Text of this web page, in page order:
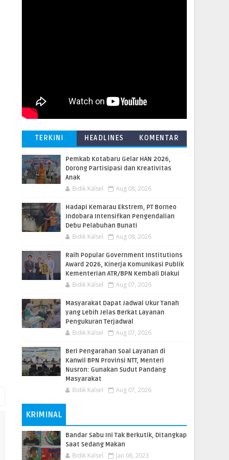
TERKINI HEADLINES KOMENTAR
Pemkab Kotabaru Gelar HAN 2026,
Dorong Partisipasi dan Kreativitas
Anak
Bidik Kalsel Aug 08, 2026
​Hadapi Kemarau Ekstrem, PT Borneo
Indobara Intensifkan Pengendalian
Debu Pelabuhan Bunati
Bidik Kalsel Aug 08, 2026
Raih Popular Government Institutions
Award 2026, Kinerja Komunikasi Publik
Kementerian ATR/BPN Kembali Diakui
Bidik Kalsel Aug 07, 2026
Masyarakat Dapat Jadwal Ukur Tanah
yang Lebih Jelas Berkat Layanan
Pengukuran Terjadwal
Bidik Kalsel Aug 07, 2026
Beri Pengarahan Soal Layanan di
Kanwil BPN Provinsi NTT, Menteri
Nusron: Gunakan Sudut Pandang
Masyarakat
Bidik Kalsel Aug 07, 2026
KRIMINAL
Bandar Sabu Ini Tak Berkutik, Ditangkap
Saat Sedang Makan
Bidik Kalsel Jan 06, 2023